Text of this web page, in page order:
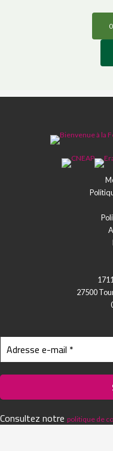
27500
Consultez notre politique de